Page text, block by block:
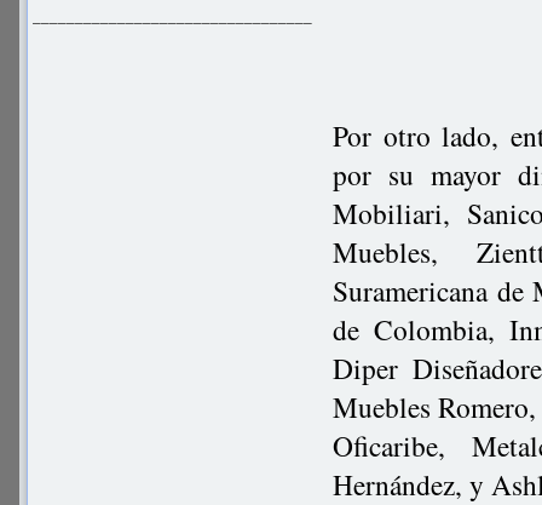
–––––––––––––––––––––––––––––––––
Por otro lado,
por su mayor
Mobiliari,
Muebles,
Suramericana
de Colombia,
Diper
Muebles
Oficaribe,
Hernández, y